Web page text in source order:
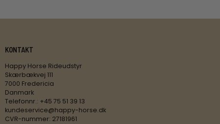
KONTAKT
Happy Horse Rideudstyr
Skærbækvej 111
7000 Fredericia
Danmark
Telefonnr.: +45 75 51 39 13
kundeservice@happy-horse.dk
CVR-nummer: 27181961